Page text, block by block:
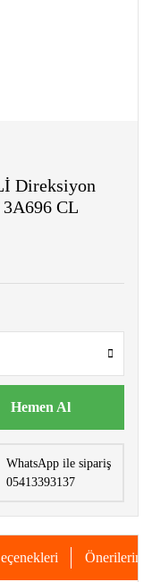
Direksiyon
3A696 CL
Hemen Al
WhatsApp ile sipariş
05413393137
Önerileriniz